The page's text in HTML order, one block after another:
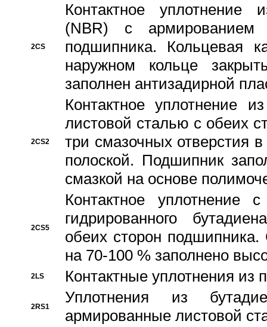
2CS
Контактное уплотнение
(NBR) с
подшипника. Кольцевая
наружном кольце
заполнен антизадирной
2CS2
Контактное уплотнение
листовой сталью с обеих
три смазочных отверстия
полоской. Подшипник
смазкой на основе
2CS5
Контактное уплотнение
гидрированного
обеих сторон
на 70-100 % заполнено
2LS Контактные уплотнения из
2RS1
Уплотнения из
армированные листовой